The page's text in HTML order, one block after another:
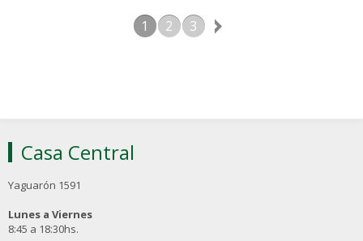
1 2 3
Casa Central
Yaguarón 1591
Lunes a Viernes
8:45 a 18:30hs.